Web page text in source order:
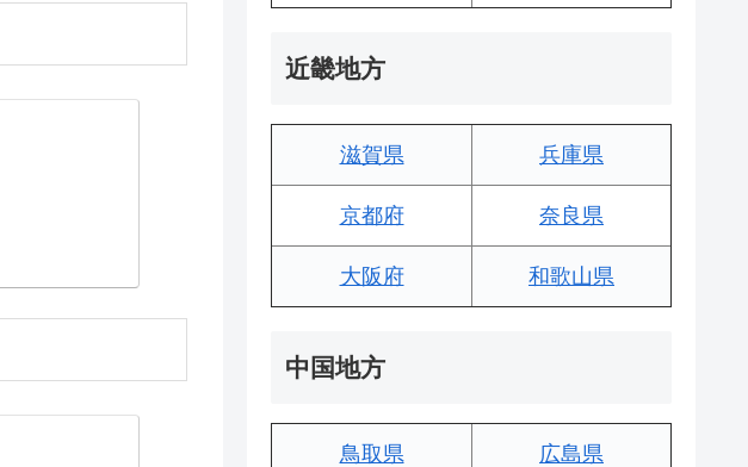
近畿地方
滋賀県 兵庫県
京都府 奈良県
大阪府 和歌山県
中国地方
鳥取県 広島県